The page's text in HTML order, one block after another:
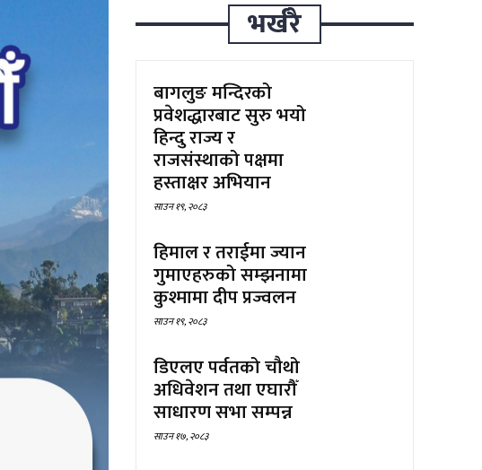
भर्खरै
बागलुङ मन्दिरको
प्रवेशद्धारबाट सुरु भयो
हिन्दु राज्य र
राजसंस्थाको पक्षमा
हस्ताक्षर अभियान
साउन १९, २०८३
हिमाल र तराईमा ज्यान
गुमाएहरुको सम्झनामा
कुश्मामा दीप प्रज्वलन
साउन १९, २०८३
डिएलए पर्वतको चौथो
अधिवेशन तथा एघारौँ
साधारण सभा सम्पन्न
साउन १७, २०८३